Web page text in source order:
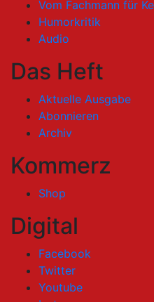
Vom Fachmann für
Humorkritik
Audio
Das Heft
Aktuelle Ausgabe
Abonnieren
Archiv
Kommerz
Shop
Digital
Facebook
Twitter
Youtube